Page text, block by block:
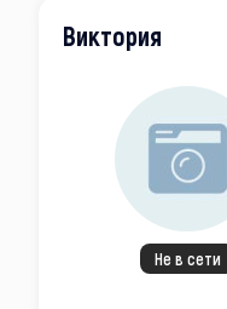
Виктория
Не в сети